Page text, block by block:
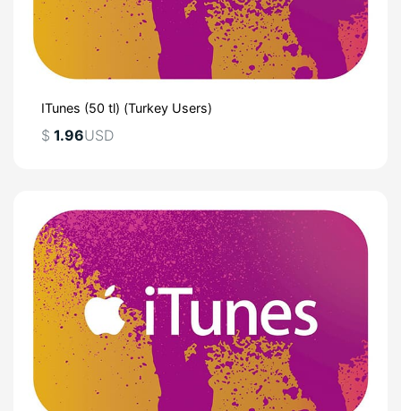
ITunes (50 tl) (Turkey Users)
$ 1.96USD